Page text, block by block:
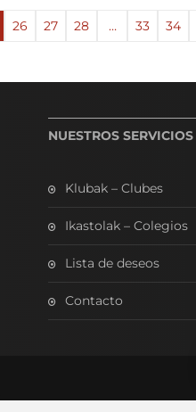
26 27 28 … 33 34
NUESTROS SERVICIOS
Klubak – Clubes
Ikastolak – Colegios
Lista de deseos
Contacto